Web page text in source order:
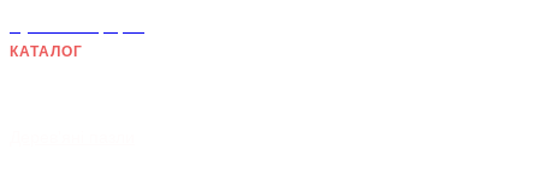
КАТАЛОГ